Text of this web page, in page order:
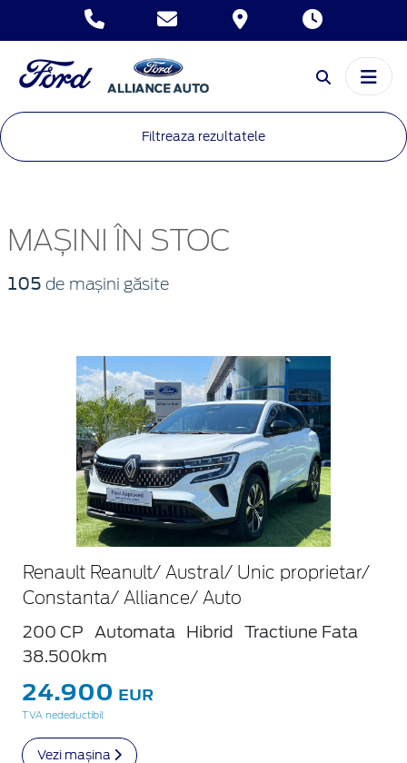
Filtreaza rezultatele
MAȘINI ÎN STOC
105 de mașini găsite
Renault Reanult/ Austral/ Unic proprietar/
Constanta/ Alliance/ Auto
200 CP Automata Hibrid
Tractiune Fata
38.500km
24.900 EUR
TVA nedeductibil
Vezi mașina